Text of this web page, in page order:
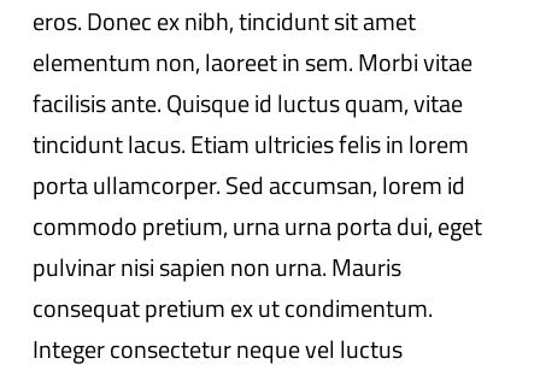
eros. Donec ex nibh, tincidunt sit amet
elementum non, laoreet in sem. Morbi vitae
facilisis ante. Quisque id luctus quam, vitae
tincidunt lacus. Etiam ultricies felis in lorem
porta ullamcorper. Sed accumsan, lorem id
commodo pretium, urna urna porta dui, eget
pulvinar nisi sapien non urna. Mauris
consequat pretium ex ut condimentum.
Integer consectetur neque vel luctus